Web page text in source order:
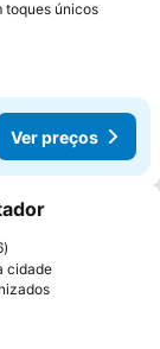
toques únicosVer
Ver preços
favoritos
cidade
Ver preços